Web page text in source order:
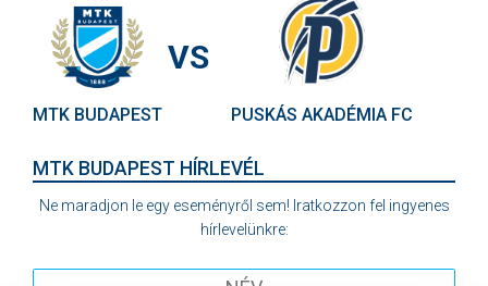
MTK BUDAPEST
VS
PUSKÁS AKADÉMIA FC
MTK BUDAPEST HÍRLEVÉL
Ne maradjon le egy eseményről sem! Iratkozzon fel ingyenes
hírlevelünkre: